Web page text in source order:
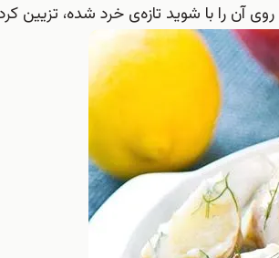
را با شوید تازه‌ی خرد شده، تزیین